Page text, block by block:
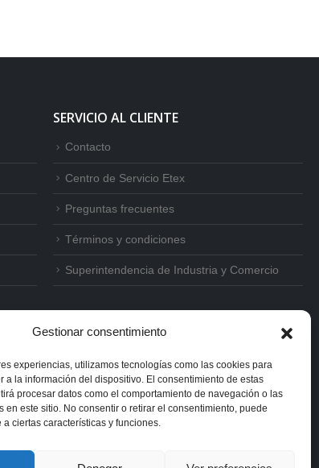
Gestionar consentimiento
experiencias, utilizamos tecnologías como las cookies para
a la información del dispositivo. El consentimiento de estas
procesar datos como el comportamiento de navegación o las
en este sitio. No consentir o retirar el consentimiento, puede
ciertas características y funciones.
SERVICIO AL CLIENTE
Contacto
Centro de Servicio Etex
Preguntas frecuentes
Términos y condiciones
Superintendencia de Industria y Comercio